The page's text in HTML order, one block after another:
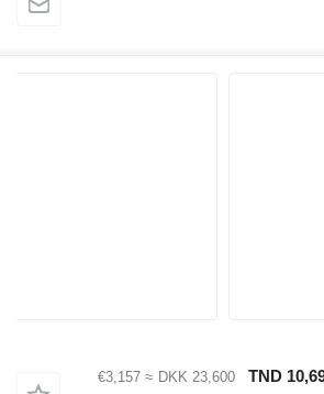
DKK 23,600
≈ €3,157